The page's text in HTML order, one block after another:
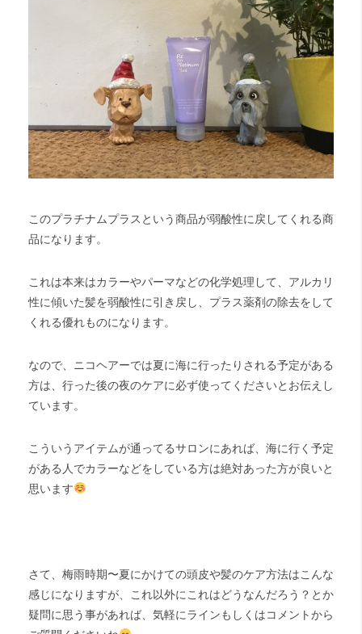
このプラチナムプラスという商品が弱酸性に戻してくれる商
品になります。
これは本来はカラーやパーマなどの化学処理して、アルカリ
性に傾いた髪を弱酸性に引き戻し、プラス薬剤の除去をして
くれる優れものになります。
なので、ニコヘアーでは夏に海に行ったりされる予定がある
方は、行った後の夜のケアに必ず使ってくださいとお伝えし
ています。
こういうアイテムが通ってるサロンにあれば、海に行く予定
がある人でカラーなどをしている方は絶対あった方が良いと
思います
さて、梅雨時期〜夏にかけての頭皮や髪のケア方法はこんな
感じになりますが、これ以外にこれはどうなんだろう？とか
疑問に思う事があれば、気軽にラインもしくはコメントから